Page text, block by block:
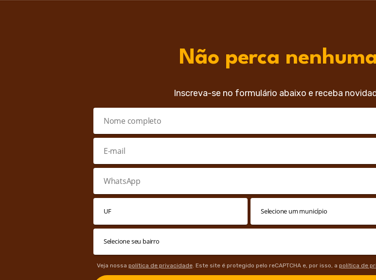
Não perca
Inscreva-se no formulário abaixo e receba
Veja nossa política de privacidade. Este site é protegido pelo reCAPTCHA e, por isso, a política de